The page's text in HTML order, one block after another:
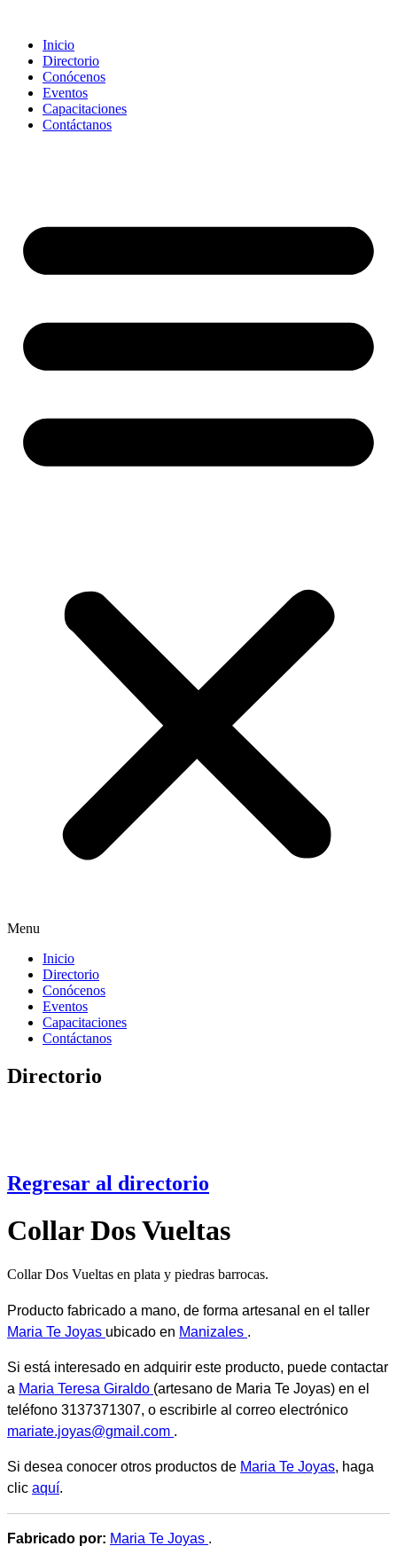
contenido
Inicio
Directorio
Conócenos
Eventos
Capacitaciones
Contáctanos
Menu
Inicio
Directorio
Conócenos
Eventos
Capacitaciones
Contáctanos
Directorio
Regresar al directorio
Collar Dos Vueltas
Collar Dos Vueltas en plata y piedras barrocas.
Producto fabricado a mano, de forma artesanal en el taller
Maria Te Joyas ubicado en Manizales .
Si está interesado en adquirir este producto, puede contactar
a Maria Teresa Giraldo (artesano de Maria Te Joyas) en el
teléfono 3137371307, o escribirle al correo electrónico
mariate.joyas@gmail.com .
Si desea conocer otros productos de Maria Te Joyas, haga
clic aquí.
Fabricado por: Maria Te Joyas .